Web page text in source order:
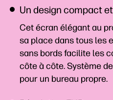
Un design compact
Cet écran élégant au
sa place dans tous les
sans bords facilite les
côte à côte. Système
pour un bureau propre.